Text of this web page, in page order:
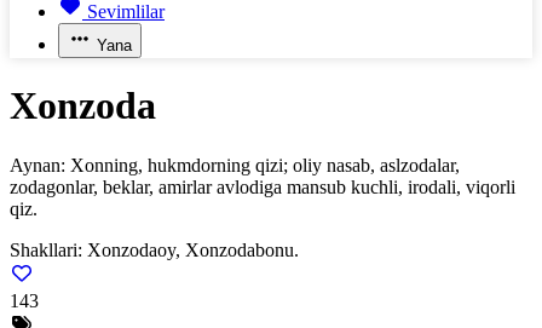
Sevimlilar
Yana
Xonzoda
Aynan: Xonning, hukmdorning qizi; oliy nasab, aslzodalar,
zodagonlar, beklar, amirlar avlodiga mansub kuchli, irodali, viqorli
qiz.
Shakllari: Xonzodaoy, Xonzodabonu.
143